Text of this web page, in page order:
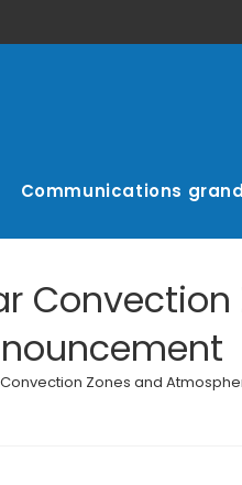
Communications
Zones and